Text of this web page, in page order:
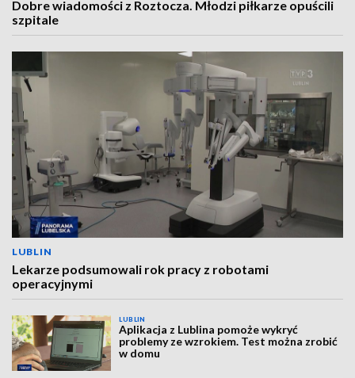
Dobre wiadomości z Roztocza. Młodzi piłkarze opuścili
szpitale
LUBLIN
Lekarze podsumowali rok pracy z robotami
operacyjnymi
LUBLIN
Aplikacja z Lublina pomoże wykryć
problemy ze wzrokiem. Test można zrobić
w domu